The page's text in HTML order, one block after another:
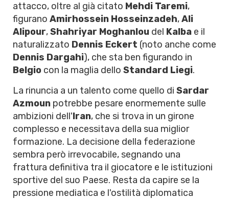
attacco, oltre al già citato Mehdi Taremi,
figurano Amirhossein Hosseinzadeh,Ali
Alipour,Shahriyar Moghanlou del Kalba e il
naturalizzato Dennis Eckert (noto anche come
Dennis Dargahi), che sta ben figurando in
Belgio con la maglia dello Standard Liegi.
La rinuncia a un talento come quello di Sardar
Azmoun potrebbe pesare enormemente sulle
ambizioni dell'Iran, che si trova in un girone
complesso e necessitava della sua miglior
formazione. La decisione della federazione
sembra però irrevocabile, segnando una
frattura definitiva tra il giocatore e le istituzioni
sportive del suo Paese. Resta da capire se la
pressione mediatica e l'ostilità diplomatica